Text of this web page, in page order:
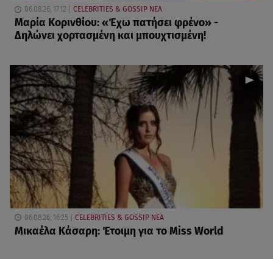
06.08.26, 17:12 CELEBRITIES & GOSSIP ΝΕΑ
Μαρία Κορινθίου: «Έχω πατήσει φρένο» -
Δηλώνει χορτασμένη και μπουχτισμένη!
06.08.26, 16:25 CELEBRITIES & GOSSIP ΝΕΑ
Μικαέλα Κάσαρη: Έτοιμη για το Miss World